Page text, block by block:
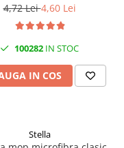
alcool
4,72 Lei4,60 Lei
100282 IN STOC
IN COS
Stella